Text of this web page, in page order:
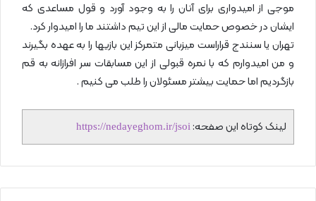
موجی از امیدواری برای آنان را به وجود آورد و قول مساعدی که
ایشان در خصوص حمایت مالی از این تیم داشتند ما را امیدوار کرد.
تهران یا سنندج قراراست میزبانی متمرکز این بازیها را به عهده بگیرند
و من امیدوارم که با نمره قبولی از این مسابقات سر افرازانه به قم
بازگردیم اما حمایت بیشتر مسئولان را طلب می کنیم .
لینک کوتاه این صفحه: https://nedayeghom.ir/jsoi